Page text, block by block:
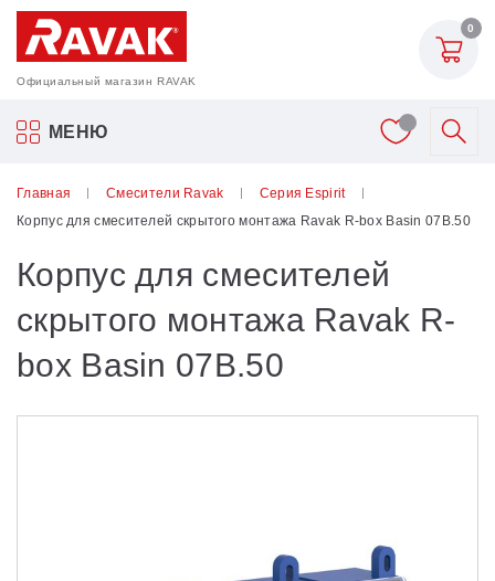
Официальный магазин RAVAK
0
МЕНЮ
Акриловые ванны Ravak
Аксессуары
Унитазы и биде
Главная Смесители Ravak
Серия Espirit
Корпус для смесителей скрытого монтажа Ravak R-box Basin 07B.50
Корпус для смесителей
скрытого монтажа Ravak R-
box Basin 07B.50